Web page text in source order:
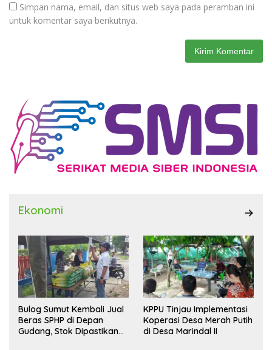
Simpan nama, email, dan situs web saya pada peramban ini
untuk komentar saya berikutnya.
Ekonomi
Bulog Sumut Kembali Jual
Beras SPHP di Depan
Gudang, Stok Dipastikan
KPPU Tinjau Implementasi
Koperasi Desa Merah Putih
di Desa Marindal II